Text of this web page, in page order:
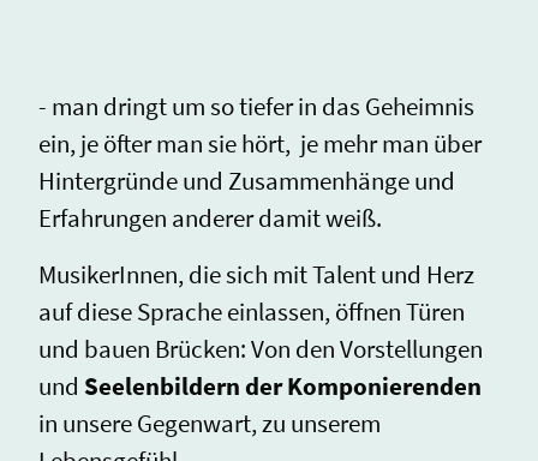
- man dringt um so tiefer in das Geheimnis
ein, je öfter man sie hört, je mehr man über
Hintergründe und Zusammenhänge und
Erfahrungen anderer damit weiß.
MusikerInnen, die sich mit Talent und Herz
auf diese Sprache einlassen, öffnen Türen
und bauen Brücken: Von den Vorstellungen
und Seelenbildern der Komponierenden
in unsere Gegenwart, zu unserem